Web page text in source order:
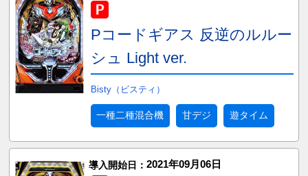
Pコードギアス 反逆のルルー
シュ Light ver.
Bisty（ビスティ）
一種二種混合機 甘デジ 遊タイム
導入開始日： 2021年09月06日